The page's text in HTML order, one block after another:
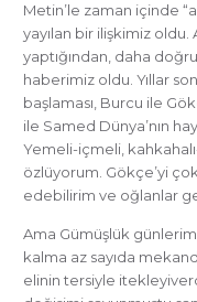
Metin’le zaman içinde
yayılan bir ilişkimiz
yaptığından, daha
haberimiz oldu. Yıllar
başlaması, Burcu ile
ile Samed Dünya’nın
Yemeli-içmeli,
özlüyorum. Gökçe’yi
edebilirim ve oğlanlar
Ama Gümüşlük
kalma az sayıda
elinin tersiyle